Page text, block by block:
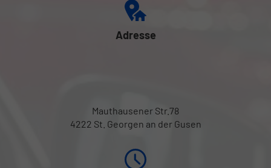
Adresse
Mauthausener Str.78
4222 St. Georgen an der Gusen